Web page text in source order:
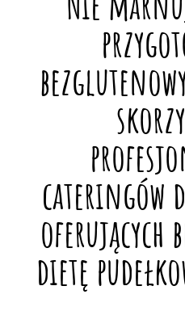
cateringów
oferujących
dietę